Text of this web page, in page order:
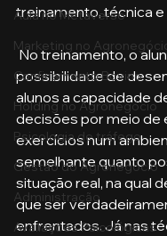
Aula no Metaverso
Marketing no
Confinamento Bovino
Holding no Agronegócio
Psicologia de tráfego
Gestão do Agronegócio
Administração
Avaliações Psicológicas
treinamento, técnica e
No treinamento, o aluno tem a
possibilidade de
alunos a capacidade
decisões por meio de
exercícios num
semelhante quanto
situação real, na qual
que ser
enfrentados. Já nas